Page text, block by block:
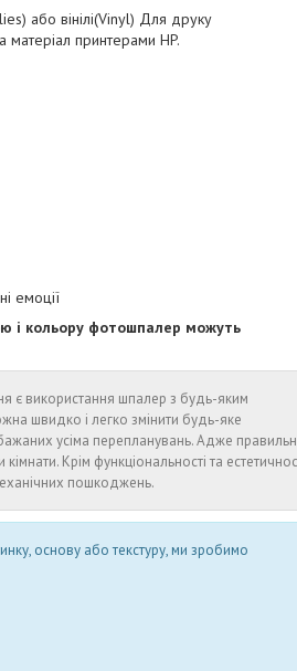
або вінілі(Vinyl) Для друку
матеріал принтерами HP.
емоції
і кольору фотошпалер можуть
є використання шпалер з будь-яким
швидко і легко змінити будь-яке
усіма перепланувань. Адже
Крім функціональності та
пошкоджень.
основу або текстуру, ми зробимо